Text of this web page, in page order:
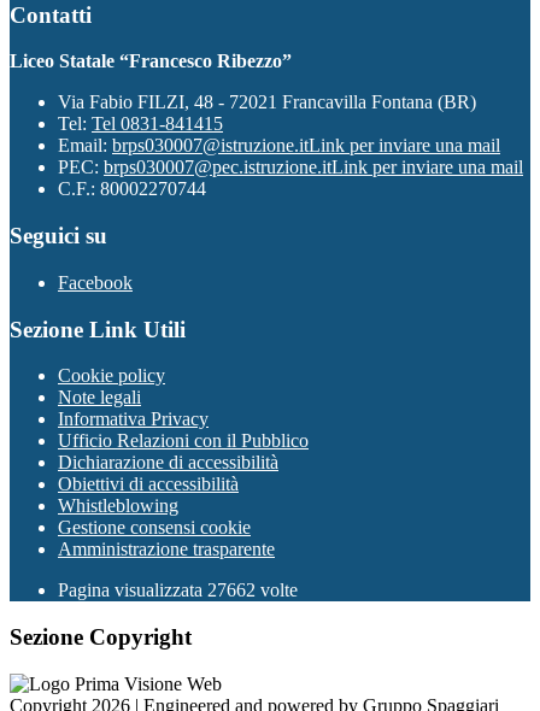
Contatti
Liceo Statale “Francesco Ribezzo”
Via Fabio FILZI, 48 - 72021 Francavilla Fontana (BR)
Tel: Tel 0831-841415
Email: brps030007@istruzione.itLink per inviare una mail
PEC: brps030007@pec.istruzione.itLink per inviare una mail
C.F.: 80002270744
Seguici su
Facebook
Sezione Link Utili
Cookie policy
Note legali
Informativa Privacy
Ufficio Relazioni con il Pubblico
Dichiarazione di accessibilità
Obiettivi di accessibilità
Whistleblowing
Gestione consensi cookie
Amministrazione trasparente
Pagina visualizzata 27662 volte
Sezione Copyright
Copyright 2026 | Engineered and powered by Gruppo Spaggiari